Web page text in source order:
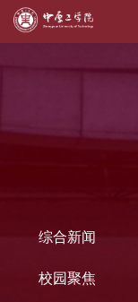
综合新闻
校园聚焦